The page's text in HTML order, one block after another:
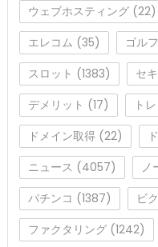
ウェブホスティング(22)
エレコム (35) ゴルフ
スロット (1383) セ
デメリット (17) ト
ドメイン取得(22)
ニュース (4057) ノ
パチンコ (1387) ビ
ファクタリング(1242)